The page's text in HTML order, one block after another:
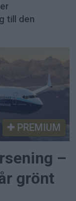
till den
PREMIUM
–
grönt